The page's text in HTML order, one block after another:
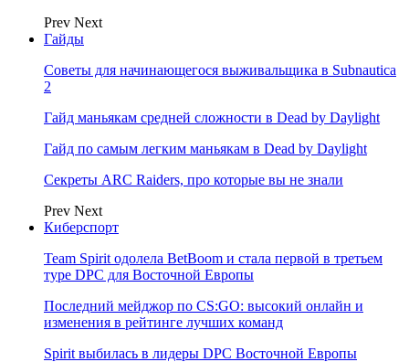
Prev Next
Гайды
Советы для начинающегося выживальщика в Subnautica
2
Гайд маньякам средней сложности в Dead by Daylight
Гайд по самым легким маньякам в Dead by Daylight
Секреты ARC Raiders, про которые вы не знали
Prev Next
Киберспорт
Team Spirit одолела BetBoom и стала первой в третьем
туре DPC для Восточной Европы
Последний мейджор по CS:GO: высокий онлайн и
изменения в рейтинге лучших команд
Spirit выбилась в лидеры DPC Восточной Европы